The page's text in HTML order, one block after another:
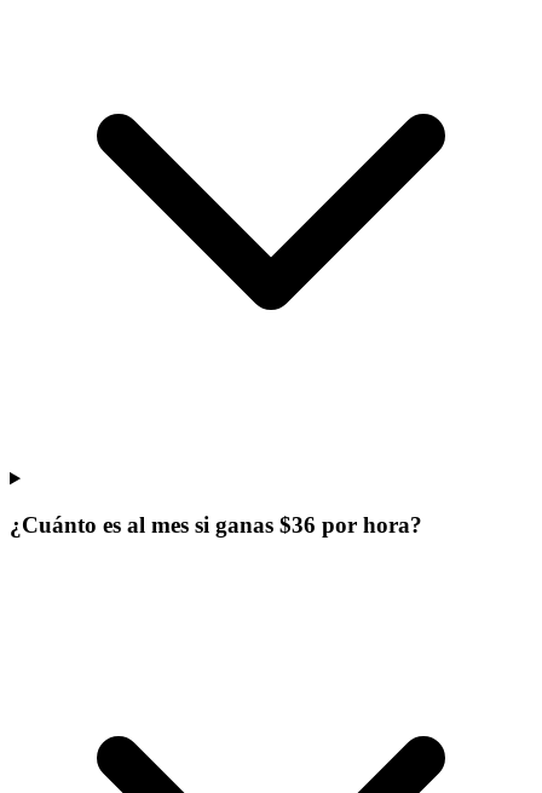
¿Cuánto es al mes si ganas $36 por hora?